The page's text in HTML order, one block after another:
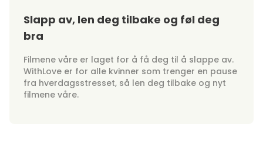
Slapp av, len deg tilbake og føl deg
bra
Filmene våre er laget for å få deg til å slappe av.
WithLove er for alle kvinner som trenger en pause
fra hverdagsstresset, så len deg tilbake og nyt
filmene våre.